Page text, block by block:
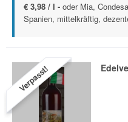
€ 3,98 / l - oder Mia,
Spanien, mittelkräftig,
Verpasst!